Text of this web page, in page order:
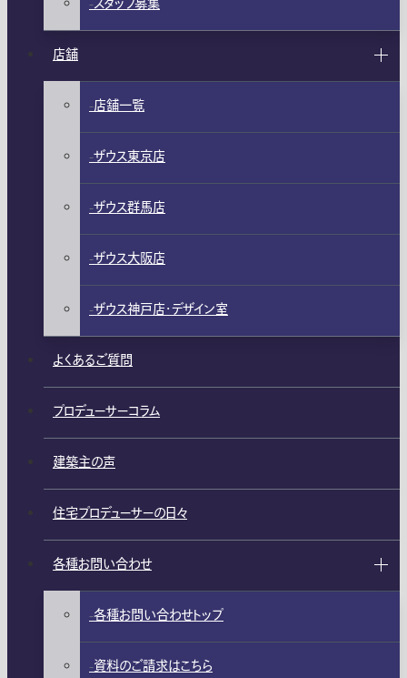
スタッフ募集
店舗
店舗一覧
ザウス東京店
ザウス群馬店
ザウス大阪店
ザウス神戸店・デザイン室
よくあるご質問
プロデューサーコラム
建築主の声
住宅プロデューサーの日々
各種お問い合わせ
各種お問い合わせトップ
資料のご請求はこちら